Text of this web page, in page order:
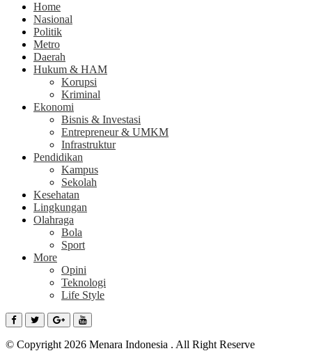
Home
Nasional
Politik
Metro
Daerah
Hukum & HAM
Korupsi
Kriminal
Ekonomi
Bisnis & Investasi
Entrepreneur & UMKM
Infrastruktur
Pendidikan
Kampus
Sekolah
Kesehatan
Lingkungan
Olahraga
Bola
Sport
More
Opini
Teknologi
Life Style
© Copyright 2026 Menara Indonesia . All Right Reserve